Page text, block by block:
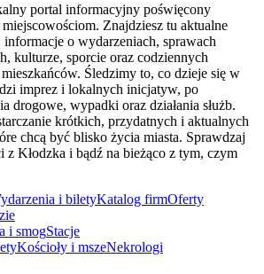
portal informacyjny poświęcony
Znajdziesz tu aktualne
o wydarzeniach, sprawach
kulturze, sporcie oraz codziennych
Śledzimy to, co dzieje się w
imprez i lokalnych inicjatyw, po
drogowe, wypadki oraz działania służb.
krótkich, przydatnych i aktualnych
chcą być blisko życia miasta. Sprawdzaj
z Kłodzka i bądź na bieżąco z tym, czym
i biletyKatalog firmOferty
i smogStacje
Kościoły i mszeNekrologi